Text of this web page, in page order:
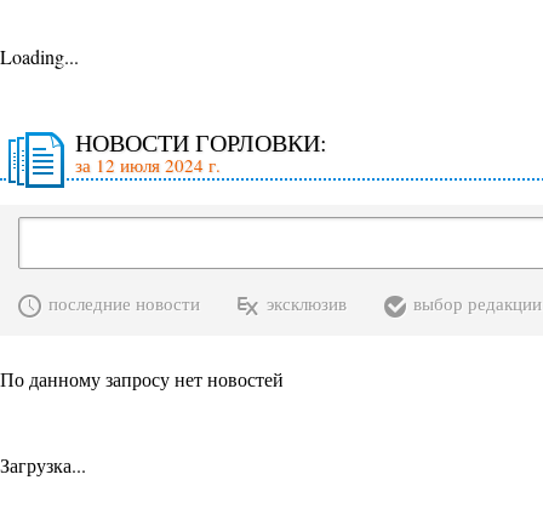
Loading...
НОВОСТИ ГОРЛОВКИ:
за 12 июля 2024 г.
последние новости эксклюзив выбор редакции
По данному запросу нет новостей
Загрузка...